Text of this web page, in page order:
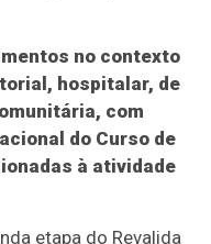
no contexto
hospitalar, de
com
do Curso de
à atividade
etapa do Revalida